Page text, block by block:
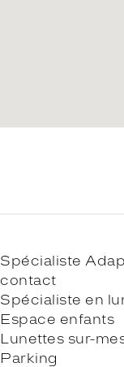
Spécialiste
contact
Spécialiste en
Espace enfants
Lunettes sur-
Parking